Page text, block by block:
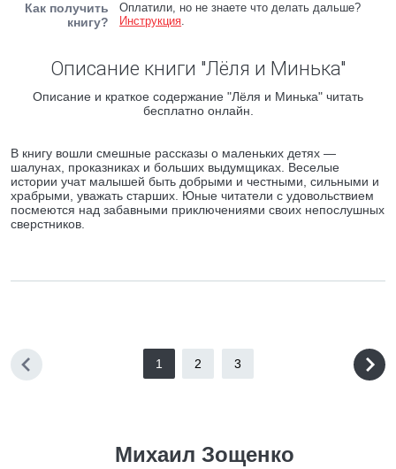
Как получить
книгу?
Оплатили, но не знаете что делать дальше?
Инструкция.
Описание книги "Лёля и Минька"
Описание и краткое содержание "Лёля и Минька" читать
бесплатно онлайн.
В книгу вошли смешные рассказы о маленьких детях —
шалунах, проказниках и больших выдумщиках. Веселые
истории учат малышей быть добрыми и честными, сильными и
храбрыми, уважать старших. Юные читатели с удовольствием
посмеются над забавными приключениями своих непослушных
сверстников.
1 2 3
Михаил Зощенко